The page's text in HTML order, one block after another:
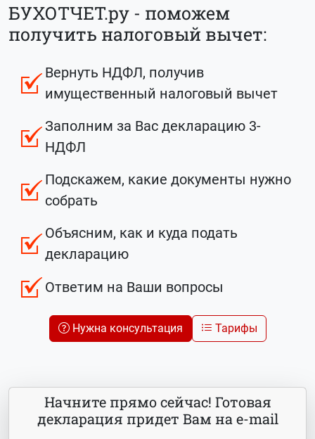
БУХОТЧЕТ.ру - поможем
получить налоговый вычет:
Вернуть НДФЛ, получив
имущественный налоговый вычет
Заполним за Вас декларацию 3-
НДФЛ
Подскажем, какие документы нужно
собрать
Объясним, как и куда подать
декларацию
Ответим на Ваши вопросы
Нужна консультация Тарифы
Начните прямо сейчас! Готовая
декларация придет Вам на e-mail